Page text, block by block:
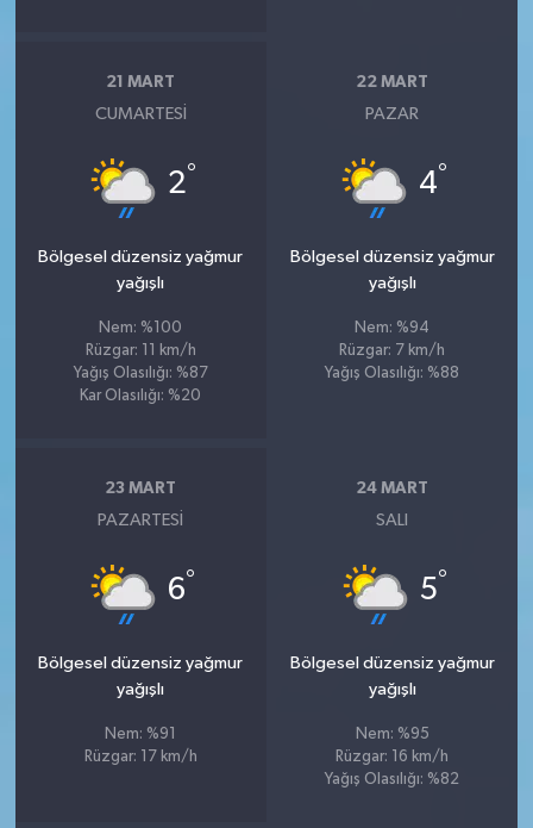
21 MART
CUMARTESI
2°
Bölgesel düzensiz yağmur
yağışlı
Nem: %100
Rüzgar: 11 km/h
Yağış Olasılığı: %87
Kar Olasılığı: %20
22 MART
PAZAR
4°
Bölgesel düzensiz yağmur
yağışlı
Nem: %94
Rüzgar: 7 km/h
Yağış Olasılığı: %88
23 MART
PAZARTESI
6°
Bölgesel düzensiz yağmur
yağışlı
Nem: %91
Rüzgar: 17 km/h
24 MART
SALI
5°
Bölgesel düzensiz yağmur
yağışlı
Nem: %95
Rüzgar: 16 km/h
Yağış Olasılığı: %82